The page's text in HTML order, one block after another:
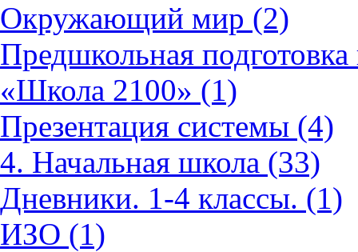
Окружающий мир (2)
Предшкольная
«Школа 2100» (1)
Презентация системы (4)
4. Начальная школа (33)
Дневники. 1-4 классы. (1)
ИЗО (1)